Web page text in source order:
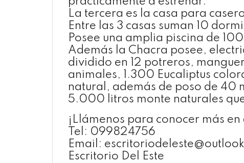
La tercera es la casa para
Entre las 3 casas suman 10
Posee una amplia piscina de
Además la Chacra posee,
dividido en 12 potreros,
animales, 1.300 Eucaliptus
natural, además de poso de 40
5.000 litros monte naturales
¡Llámenos para conocer más
Tel: 099824756
Email:
Escritorio Del Este